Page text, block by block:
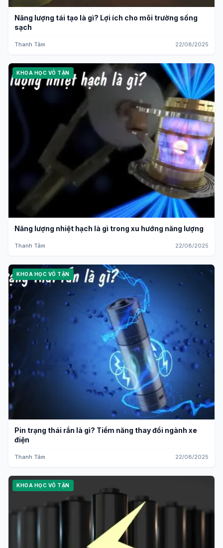
Năng lượng tái tạo là gì? Lợi ích cho môi trường sống
sạch
Thanh Tâm 22/08/2025
KHOA HỌC VÔ TẬN
Năng lượng nhiệt hạch là gì trong xu hướng năng lượng
Thanh Tâm 22/08/2025
KHOA HỌC VÔ TẬN
Pin trạng thái rắn là gì? Tiềm năng thay đổi ngành xe
điện
Thanh Tâm 22/08/2025
KHOA HỌC VÔ TẬN